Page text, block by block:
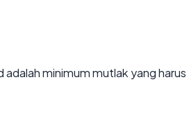
minimum mutlak yang harus